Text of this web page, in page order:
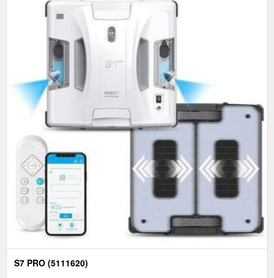
S7 PRO (5111620)